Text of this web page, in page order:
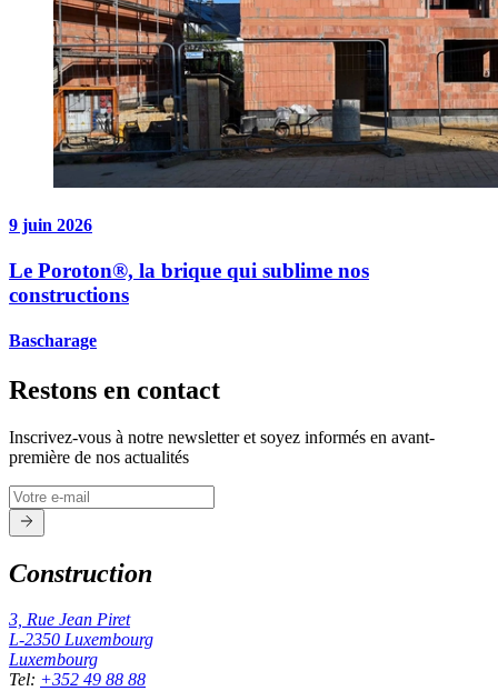
9 juin 2026
Le Poroton®, la brique qui sublime nos
constructions
Bascharage
Restons en contact
Inscrivez-vous à notre newsletter et soyez informés en avant-
première de nos actualités
Construction
3, Rue Jean Piret
L-2350 Luxembourg
Luxembourg
Tel: +352 49 88 88